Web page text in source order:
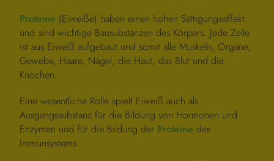
Proteine (Eiweiße) haben einen hohen Sättigungseffekt
und sind wichtige Bausubstanzen des Körpers. Jede Zelle
ist aus Eiweiß aufgebaut und somit alle Muskeln, Organe,
Gewebe, Haare, Nägel, die Haut, das Blut und die
Knochen.
Eine wesentliche Rolle spielt Eiweiß auch als
Ausgangssubstanz für die Bildung von Hormonen und
Enzymen und für die Bildung der Proteine des
Immunsystems.